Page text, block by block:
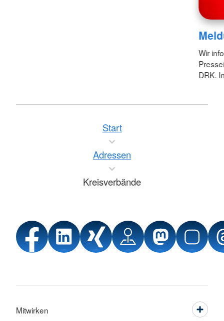
Wir
DRK.
Start
Adressen
Kreisverbände
Mitwirken